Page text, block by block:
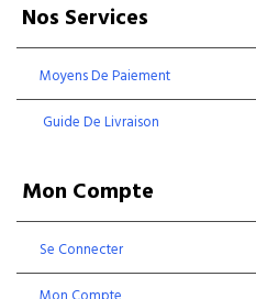
Nos Services
Moyens De Paiement
Guide De Livraison
Mon Compte
Se Connecter